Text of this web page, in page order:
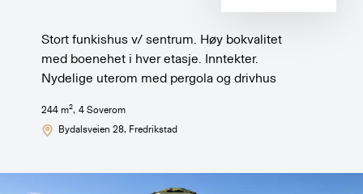
Stort funkishus v/ sentrum. Høy bokvalitet
med boenehet i hver etasje. Inntekter.
Nydelige uterom med pergola og drivhus
244 m2, 4Soverom
Bydalsveien 28, Fredrikstad